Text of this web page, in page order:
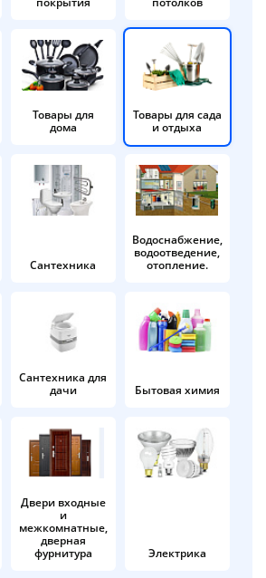
Товары для
дома
Товары для сада
и отдыха
Сантехника
Водоснабжение,
водоотведение,
отопление.
Сантехника для
дачи
Бытовая химия
Двери входные
и
межкомнатные,
дверная
фурнитура
Электрика
сегодня только
любого банка
способом
% будут
2 недели
раз в 2
Остались вопросы?
8 800 302-02-51
plait.ru